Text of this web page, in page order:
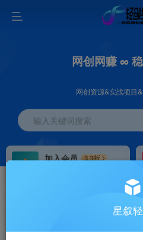
网创网赚 ∞
网创资源&实战项目
输入关键词搜索
加入会员
3.3折
星叙